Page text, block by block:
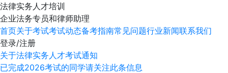
法律实务人才培训
企业法务专员和律师助理
首页关于考试考试动态备考指南常见问题行业新闻联系我们
登录/注册
关于法律实务人才考试通知
已完成2026考试的同学请关注此条信息